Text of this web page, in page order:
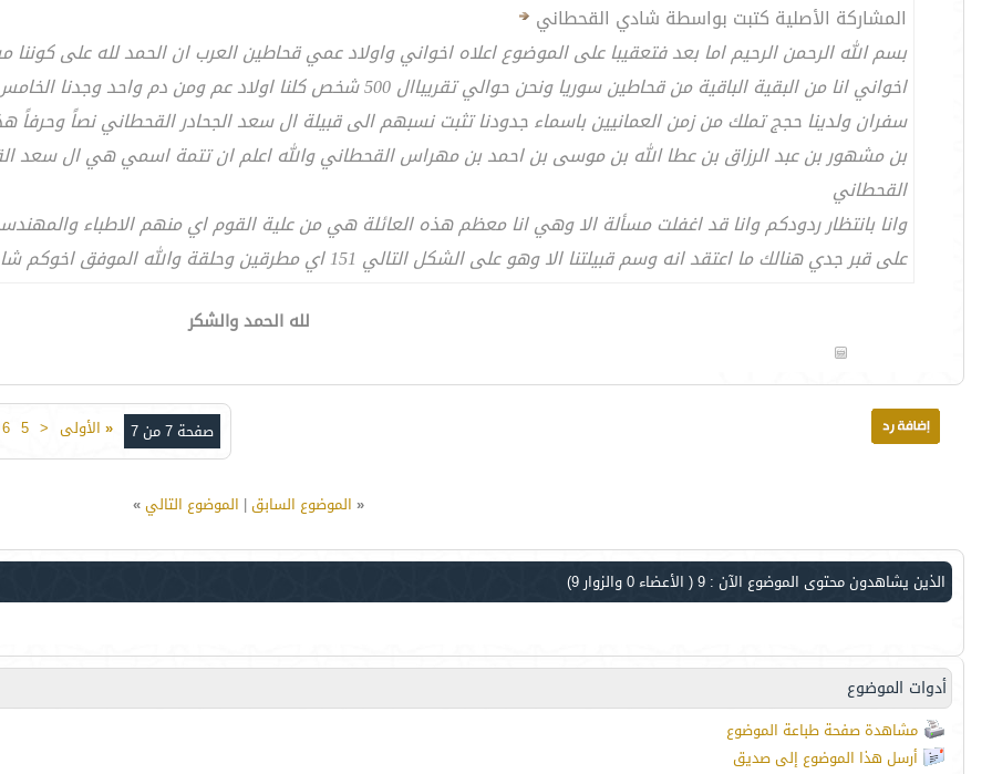
المشاركة الأصلية كتبت بواسطة شادي القحطاني
بسم الله الرحمن الرحيم اما بعد فتعقيبا على الموضوع اعلاه اخواني واولاد عمي قحاطين العرب ان الحمد لله على
اخواني انا من البقية الباقية من قحاطين سوريا ونحن حوالي تقريباال 500
سفران ولدينا حجج تملك من زمن العمانيين باسماء جدودنا تثبت نسبهم الى قبيلة ال سعد الجحادر القحطاني نصاً وحرفاً
بن مشهور بن عبد الرزاق بن عطا الله بن موسى بن احمد بن مهراس القحطاني والله اعلم ان تتمة اسمي هي ال سعد
القحطاني
وانا بانتظار ردودكم وانا قد اغفلت مسألة الا وهي انا معظم هذه العائلة هي من علية القوم اي منهم الاطباء
على قبر جدي هنالك ما اعتقد انه وسم قبيلتنا الا وهو على الشكل التالي 151 اي مطرقين وحلقة والله الموفق اخوكم شادي القحطاني ابو مشهور
لله الحمد والشكر
صفحة 7 من 7 « الأولى <
5
6
« الموضوع السابق| الموضوع التالي»
الذين يشاهدون محتوى الموضوع الآن : 9 ( الأعضاء 0 والزوار 9)
أدوات الموضوع
مشاهدة صفحة طباعة الموضوع
أرسل هذا الموضوع إلى صديق